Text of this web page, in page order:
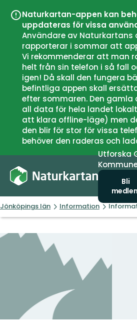
Naturkartan-appen kan
uppdateras för vissa
Användare av Naturkartans
rapporterar i sommar att
Vi rekommenderar att man
helt från sin telefon i så fall
igen! Då skall den fungera
befintliga appen skall
efter sommaren. Den gamla
all data för hela landet
att klara offline-läge) men
den blir för stor för vissa
behöver den raderas och
Utforska
Bli
Jönköpings län Information